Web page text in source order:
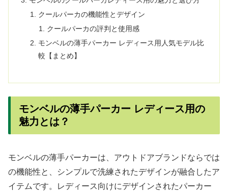
クールパーカの機能性とデザイン
クールパーカの評判と使用感
モンベルの薄手パーカー レディース用人気モデル比
較【まとめ】
モンベルの薄手パーカー レディース用の
魅力とは？
モンベルの薄手パーカーは、アウトドアブランドならでは
の機能性と、シンプルで洗練されたデザインが融合したア
イテムです。レディース向けにデザインされたパーカー